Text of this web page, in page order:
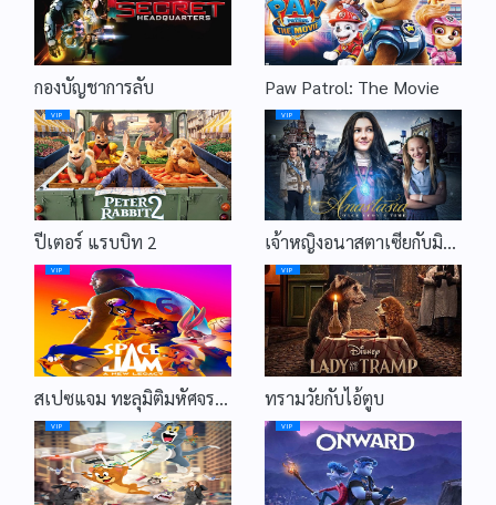
กองบัญชาการลับ Paw Patrol: The Movie
VIP
ปีเตอร์ แรบบิท 2
VIP
เจ้าหญิงอนาสตาเซียกับมิติมหัศจรรย์
VIP
สเปซแจม ทะลุมิติมหัศจรรย์ 2
VIP
ทรามวัยกับไอ้ตูบ
VIP VIP